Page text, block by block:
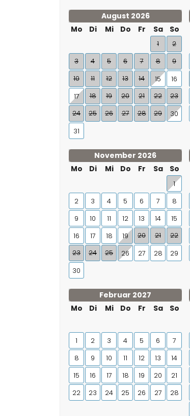
August 2026
Mo
Di Mi Do Fr Sa So
1
2
3
4 5 6 7 8
9
10
11 12 13 14 15
16
17
18 19 20 21 22
23
24
25 26 27 28 29
30
31
November 2026
Mo
Di Mi Do Fr Sa So
1
2
3 4 5 6 7
8
9
10 11 12 13 14
15
16
17 18 19 20 21
22
23
24 25 26 27 28
29
30
Februar 2027
Mo
Di Mi Do Fr Sa So
1 2 3 4 5 6
7
8
9 10 11 12 13
14
15
16 17 18 19 20
21
22
23 24 25 26 27 28